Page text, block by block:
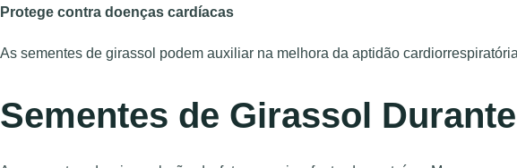
Protege contra doenças cardíacas
As sementes de girassol podem auxiliar na melhora da aptidão
Sementes de Girassol